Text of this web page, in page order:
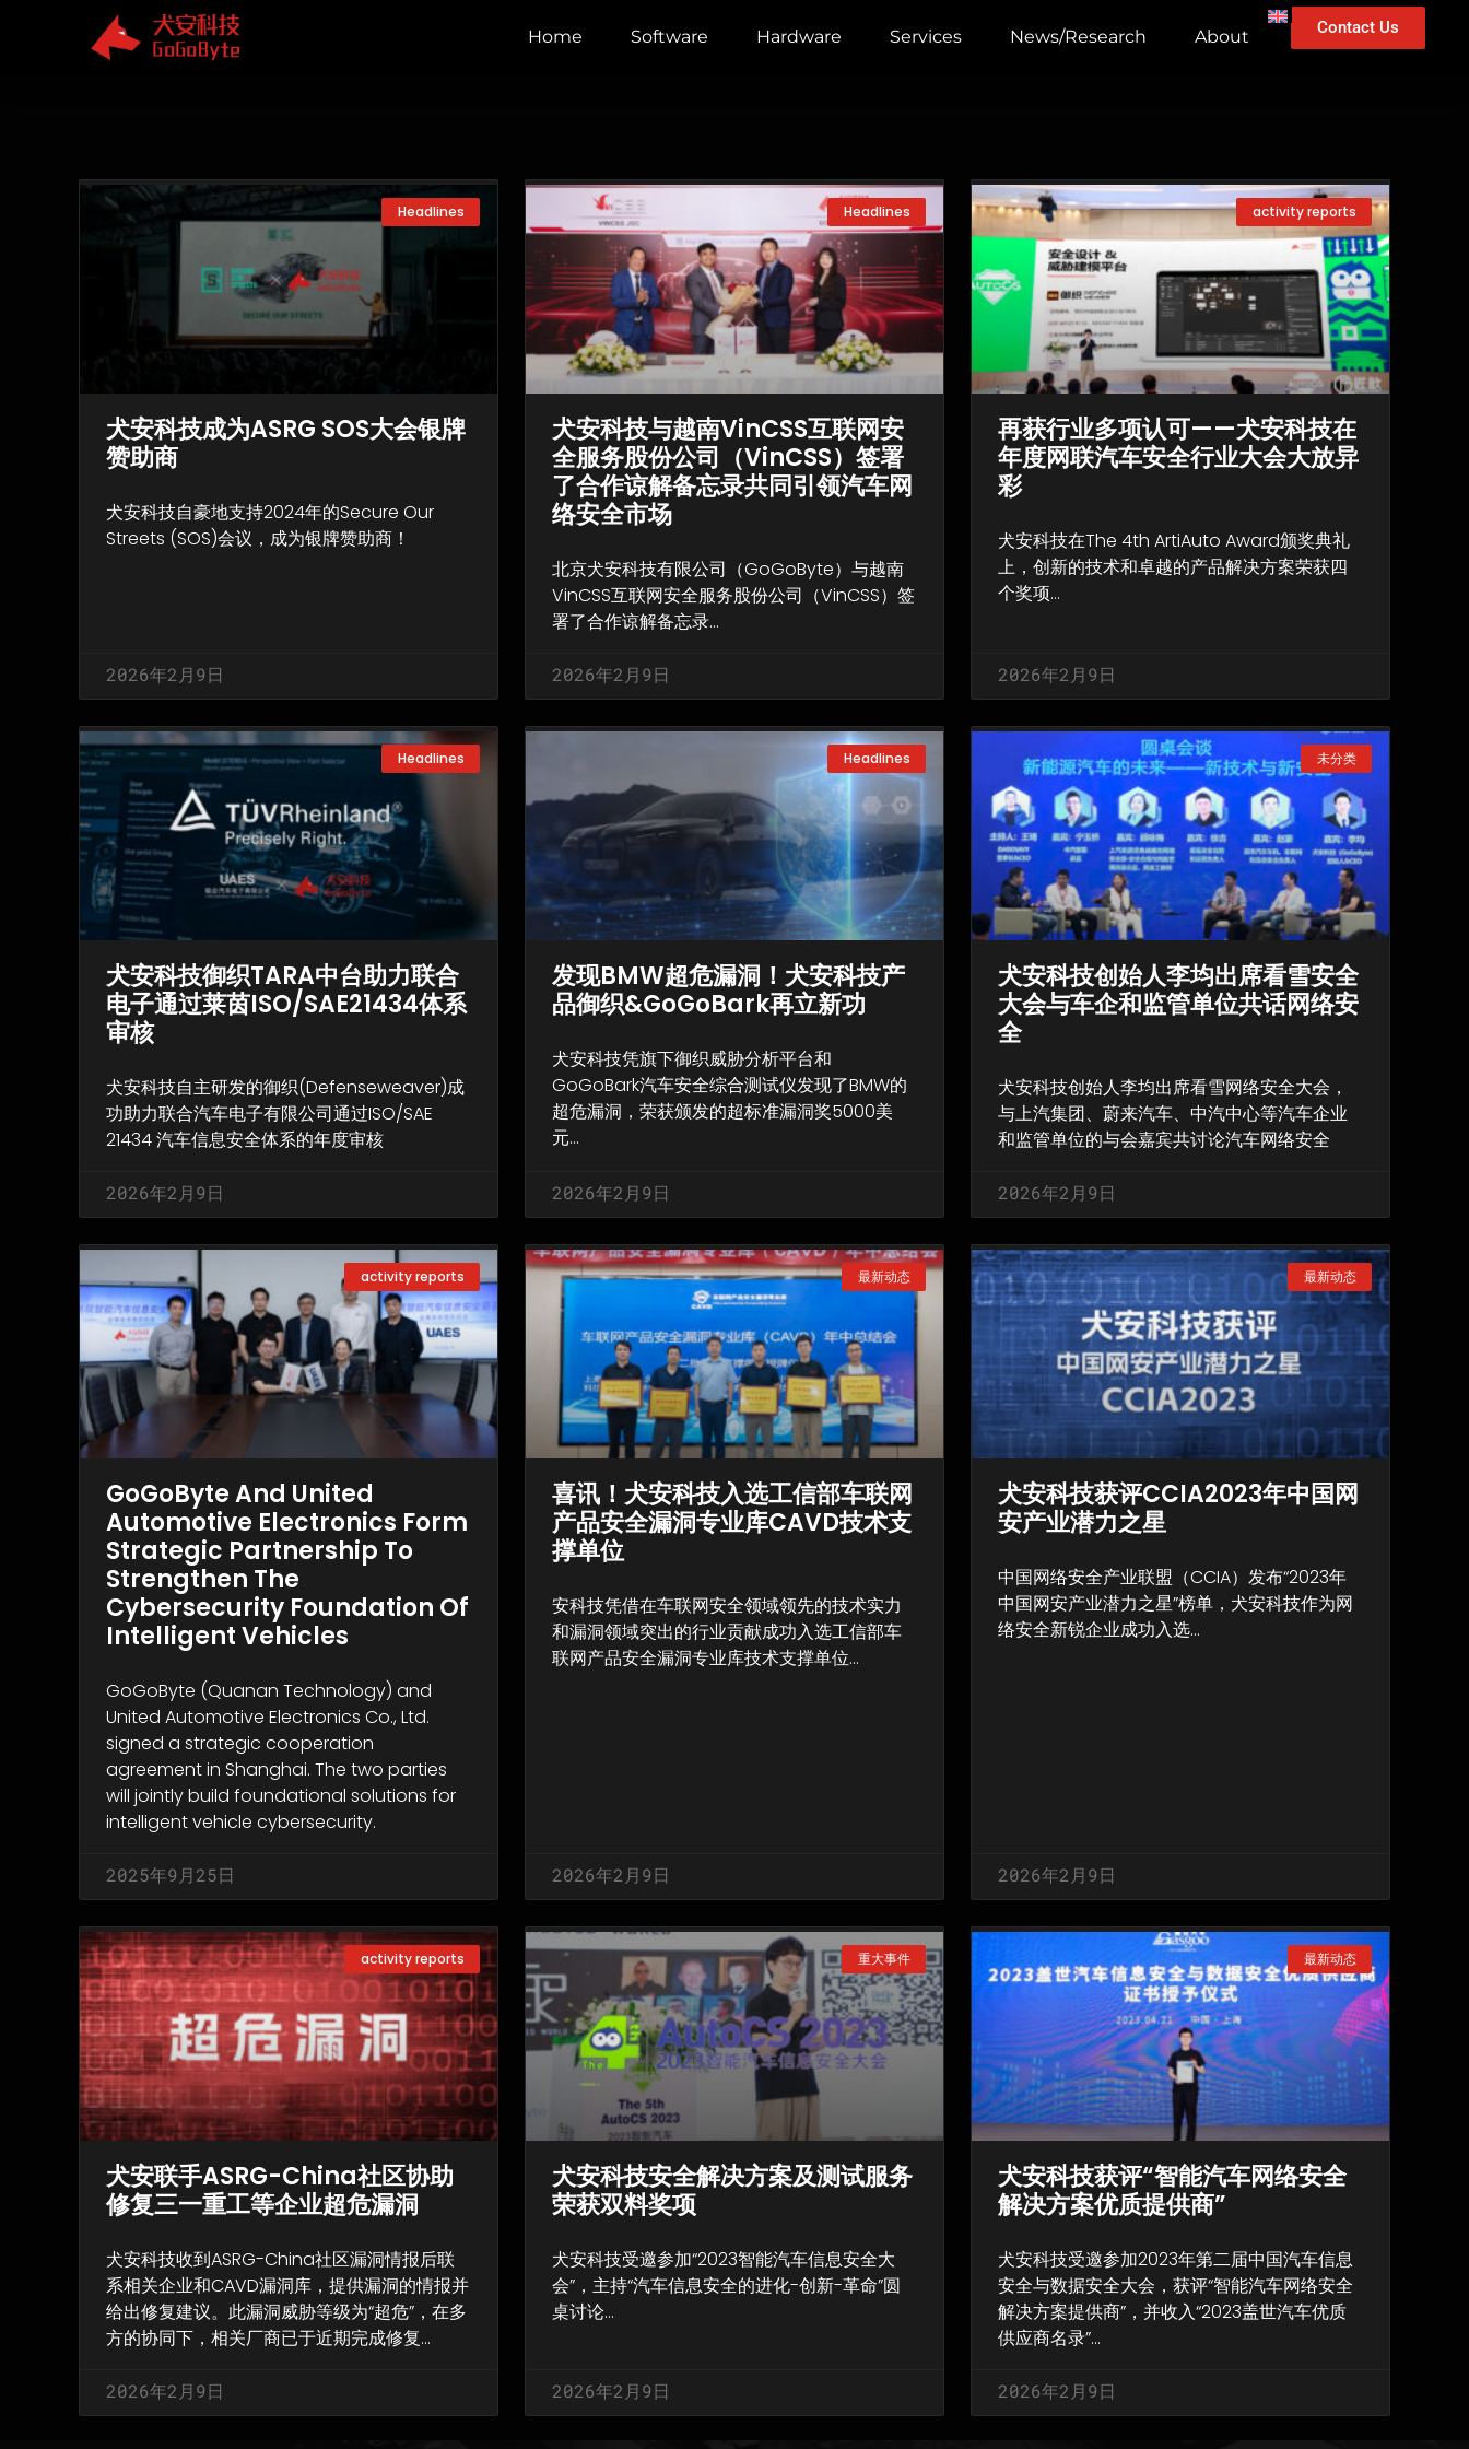
Contact Us
Home Software Hardware Services News/Research About
Headlines
犬安科技成为ASRG SOS大会银牌
赞助商
犬安科技自豪地支持2024年的Secure Our
Streets (SOS)会议，成为银牌赞助商！
2026年2月9日
Headlines
犬安科技与越南VinCSS互联网安
全服务股份公司（VinCSS）签署
了合作谅解备忘录共同引领汽车网
络安全市场
北京犬安科技有限公司（GoGoByte）与越南
VinCSS互联网安全服务股份公司（VinCSS）签
署了合作谅解备忘录…
2026年2月9日
activity reports
再获行业多项认可——犬安科技在
年度网联汽车安全行业大会大放异
彩
犬安科技在The 4th ArtiAuto Award颁奖典礼
上，创新的技术和卓越的产品解决方案荣获四
个奖项…
2026年2月9日
Headlines
犬安科技御织TARA中台助力联合
电子通过莱茵ISO/SAE21434体系
审核
犬安科技自主研发的御织(Defenseweaver)成
功助力联合汽车电子有限公司通过ISO/SAE
21434 汽车信息安全体系的年度审核
2026年2月9日
Headlines
发现BMW超危漏洞！犬安科技产
品御织&GoGoBark再立新功
犬安科技凭旗下御织威胁分析平台和
GoGoBark汽车安全综合测试仪发现了BMW的
超危漏洞，荣获颁发的超标准漏洞奖5000美
元…
2026年2月9日
未分类
犬安科技创始人李均出席看雪安全
大会与车企和监管单位共话网络安
全
犬安科技创始人李均出席看雪网络安全大会，
与上汽集团、蔚来汽车、中汽中心等汽车企业
和监管单位的与会嘉宾共讨论汽车网络安全
2026年2月9日
activity reports
GoGoByte And United
Automotive Electronics Form
Strategic Partnership To
Strengthen The
Cybersecurity Foundation Of
Intelligent Vehicles
GoGoByte (Quanan Technology) and
United Automotive Electronics Co., Ltd.
signed a strategic cooperation
agreement in Shanghai. The two parties
will jointly build foundational solutions for
intelligent vehicle cybersecurity.
2025年9月25日
最新动态
喜讯！犬安科技入选工信部车联网
产品安全漏洞专业库CAVD技术支
撑单位
安科技凭借在车联网安全领域领先的技术实力
和漏洞领域突出的行业贡献成功入选工信部车
联网产品安全漏洞专业库技术支撑单位…
2026年2月9日
最新动态
犬安科技获评CCIA2023年中国网
安产业潜力之星
中国网络安全产业联盟（CCIA）发布“2023年
中国网安产业潜力之星”榜单，犬安科技作为网
络安全新锐企业成功入选…
2026年2月9日
activity reports
犬安联手ASRG-China社区协助
修复三一重工等企业超危漏洞
犬安科技收到ASRG-China社区漏洞情报后联
系相关企业和CAVD漏洞库，提供漏洞的情报并
给出修复建议。此漏洞威胁等级为“超危”，在多
方的协同下，相关厂商已于近期完成修复…
2026年2月9日
重大事件
犬安科技安全解决方案及测试服务
荣获双料奖项
犬安科技受邀参加“2023智能汽车信息安全大
会”，主持“汽车信息安全的进化-创新-革命”圆
桌讨论…
2026年2月9日
最新动态
犬安科技获评“智能汽车网络安全
解决方案优质提供商”
犬安科技受邀参加2023年第二届中国汽车信息
安全与数据安全大会，获评“智能汽车网络安全
解决方案提供商”，并收入“2023盖世汽车优质
供应商名录”…
2026年2月9日
PagePagePage